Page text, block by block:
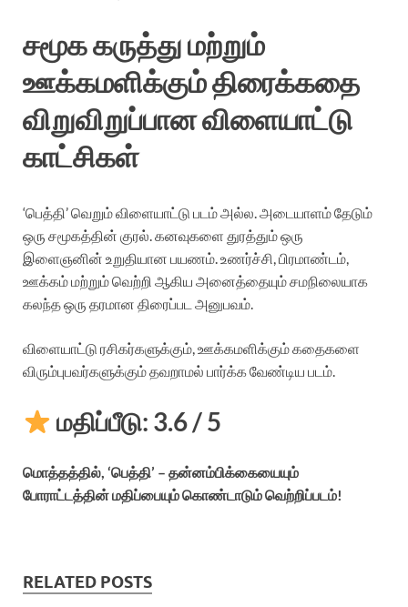
சமூக கருத்து மற்றும்
ஊக்கமளிக்கும் திரைக்கதை
விறுவிறுப்பான விளையாட்டு
காட்சிகள்
‘பெத்தி’ வெறும் விளையாட்டு படம் அல்ல. அடையாளம் தேடும்
ஒரு சமூகத்தின் குரல். கனவுகளை துரத்தும் ஒரு
இளைஞனின் உறுதியான பயணம். உணர்ச்சி, பிரமாண்டம்,
ஊக்கம் மற்றும் வெற்றி ஆகிய அனைத்தையும் சமநிலையாக
கலந்த ஒரு தரமான திரைப்பட அனுபவம்.
விளையாட்டு ரசிகர்களுக்கும், ஊக்கமளிக்கும் கதைகளை
விரும்புபவர்களுக்கும் தவறாமல் பார்க்க வேண்டிய படம்.
மதிப்பீடு: 3.6 / 5
மொத்தத்தில், ‘பெத்தி’ – தன்னம்பிக்கையையும்
போராட்டத்தின் மதிப்பையும் கொண்டாடும் வெற்றிப்படம்!
RELATED POSTS